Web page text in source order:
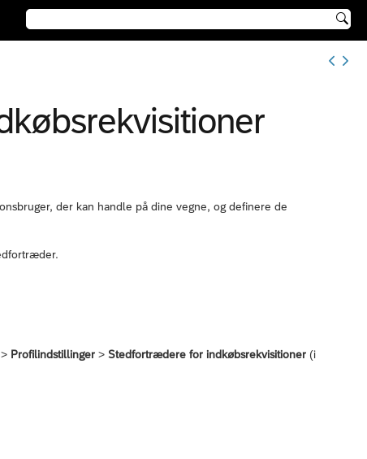

der kan handle på dine vegne, og definere de
> Profilindstillinger > Stedfortrædere for indkøbsrekvisitioner (i